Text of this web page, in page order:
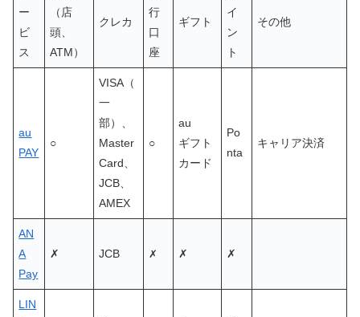
ー
ビ
ス
（店
頭、
ATM）
クレカ
行
口
座
ギフト
イ
ン
ト
その他
au
PAY
○
VISA（
一
部）、
Master
Card、
JCB、
AMEX
○
au
ギフト
カード
Po
nta
キャリア決済
AN
A
Pay
✗ JCB ✗ ✗ ✗
LIN